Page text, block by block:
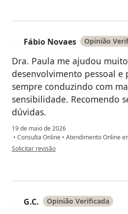
Fábio Novaes Opinião
Dra. Paula me ajudou
desenvolvimento pessoal e
sempre conduzindo com
sensibilidade. Recomendo
dúvidas.
19 de maio de 2026
• Consulta Online • Atendimento Online
na opinião do utilizador Fábio Novaes
Solicitar revisão
G.C. Opinião Verificada